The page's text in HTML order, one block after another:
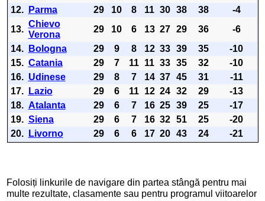
12.
Parma 29 10 8 11 30 38 38
-4
13.
Chievo
Verona
29 10 6 13 27 29 36
-6
14.
Bologna 29 9 8 12 33 39 35
-10
15. Catania 29 7 11 11 33 35 32
-10
16. Udinese 29 8 7 14 37 45 31
-11
17.
Lazio 29 6 11 12 24 32 29
-13
18. Atalanta 29 6 7 16 25 39 25
-17
19. Siena 29 6 7 16 32 51 25
-20
20.
Livorno 29 6 6 17 20 43 24 -21
Folosiți linkurile de navigare din partea stângă pentru mai
multe rezultate, clasamente sau pentru programul viitoarelor